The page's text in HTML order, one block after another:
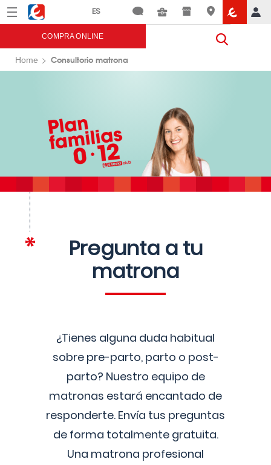
Menú Eroski
COMPRA ONLINE
Home Consultorio matrona
Pregunta a tu
matrona
¿Tienes alguna duda habitual
sobre pre-parto, parto o post-
parto? Nuestro equipo de
matronas estará encantado de
responderte. Envía tus preguntas
de forma totalmente gratuita.
Una matrona profesional